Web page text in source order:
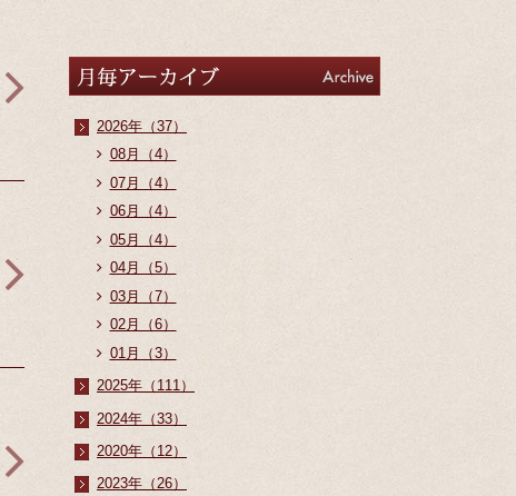
2026年（37）
08月（4）
07月（4）
06月（4）
05月（4）
04月（5）
03月（7）
02月（6）
01月（3）
2025年（111）
2024年（33）
2020年（12）
2023年（26）